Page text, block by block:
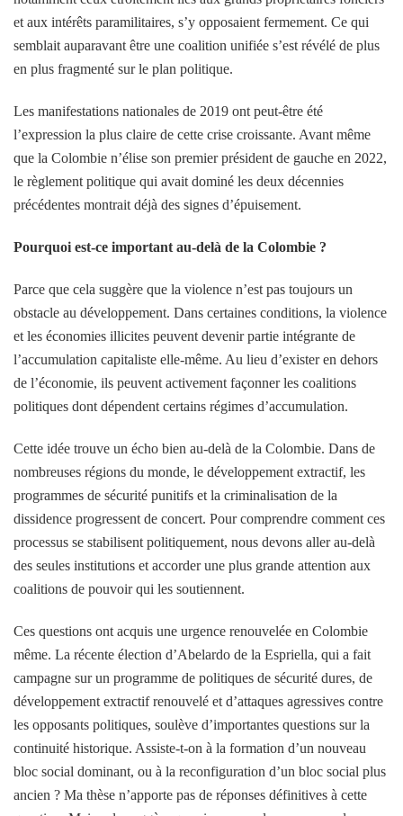
et aux intérêts paramilitaires, s’y opposaient fermement. Ce qui
semblait auparavant être une coalition unifiée s’est révélé de plus
en plus fragmenté sur le plan politique.
Les manifestations nationales de 2019 ont peut-être été
l’expression la plus claire de cette crise croissante. Avant même
que la Colombie n’élise son premier président de gauche en 2022,
le règlement politique qui avait dominé les deux décennies
précédentes montrait déjà des signes d’épuisement.
Pourquoi est-ce important au-delà de la Colombie ?
Parce que cela suggère que la violence n’est pas toujours un
obstacle au développement. Dans certaines conditions, la violence
et les économies illicites peuvent devenir partie intégrante de
l’accumulation capitaliste elle-même. Au lieu d’exister en dehors
de l’économie, ils peuvent activement façonner les coalitions
politiques dont dépendent certains régimes d’accumulation.
Cette idée trouve un écho bien au-delà de la Colombie. Dans de
nombreuses régions du monde, le développement extractif, les
programmes de sécurité punitifs et la criminalisation de la
dissidence progressent de concert. Pour comprendre comment ces
processus se stabilisent politiquement, nous devons aller au-delà
des seules institutions et accorder une plus grande attention aux
coalitions de pouvoir qui les soutiennent.
Ces questions ont acquis une urgence renouvelée en Colombie
même. La récente élection d’Abelardo de la Espriella, qui a fait
campagne sur un programme de politiques de sécurité dures, de
développement extractif renouvelé et d’attaques agressives contre
les opposants politiques, soulève d’importantes questions sur la
continuité historique. Assiste-t-on à la formation d’un nouveau
bloc social dominant, ou à la reconfiguration d’un bloc social plus
ancien ? Ma thèse n’apporte pas de réponses définitives à cette